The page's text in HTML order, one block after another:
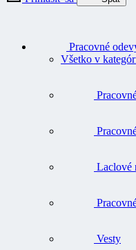
Pracovné
Všetko v
Laclové
Vesty